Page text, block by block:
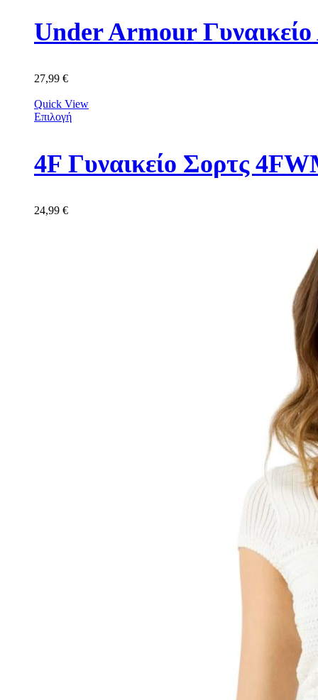
Under Armour
27,99 €
Quick View
Επιλογή
4F Γυναικείο Σορτς
24,99 €